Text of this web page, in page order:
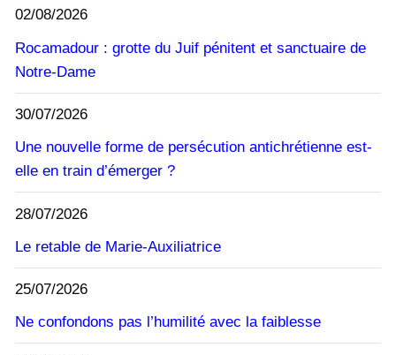
02/08/2026
Rocamadour : grotte du Juif pénitent et sanctuaire de
Notre-Dame
30/07/2026
Une nouvelle forme de persécution antichrétienne est-
elle en train d’émerger ?
28/07/2026
Le retable de Marie-Auxiliatrice
25/07/2026
Ne confondons pas l’humilité avec la faiblesse